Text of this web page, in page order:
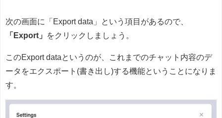
次の画面に「Export data」という項目があるので、
「Export」
をクリックしましょう。
このExport dataというのが、これまでのチャット内容のデ
ータをエクスポート(書き出し)する機能ということになりま
す。